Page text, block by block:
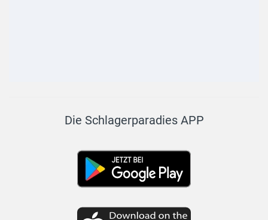
Die Schlagerparadies APP